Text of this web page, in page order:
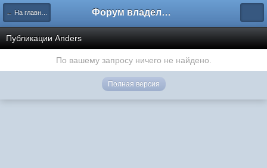
← На главную Форум владельцев интернет-магазинов
Публикации Anders
По вашему запросу ничего не найдено.
Полная версия